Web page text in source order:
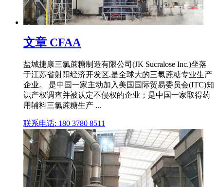
文章 CFAA
盐城捷康三氯蔗糖制造有限公司(JK Sucralose Inc.)坐落
于江苏省射阳经济开发区,是全球大的三氯蔗糖专业生产
企业。 是中国一家主动加入美国国际贸易委员会(ITC)知
识产权调查并被认定不侵权的企业；是中国一家取得药
用辅料三氯蔗糖生产 ...
联系电话: 180 3780 8511